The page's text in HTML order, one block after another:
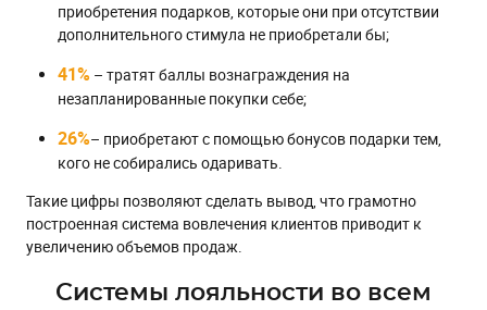
приобретения подарков, которые они при отсутствии
дополнительного стимула не приобретали бы;
41% – тратят баллы вознаграждения на
незапланированные покупки себе;
26%– приобретают с помощью бонусов подарки тем,
кого не собирались одаривать.
Такие цифры позволяют сделать вывод, что грамотно
построенная система вовлечения клиентов приводит к
увеличению объемов продаж.
Системы лояльности во всем